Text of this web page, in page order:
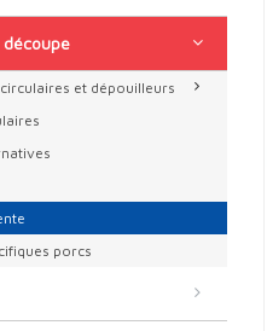
et dépouilleurs
porcs